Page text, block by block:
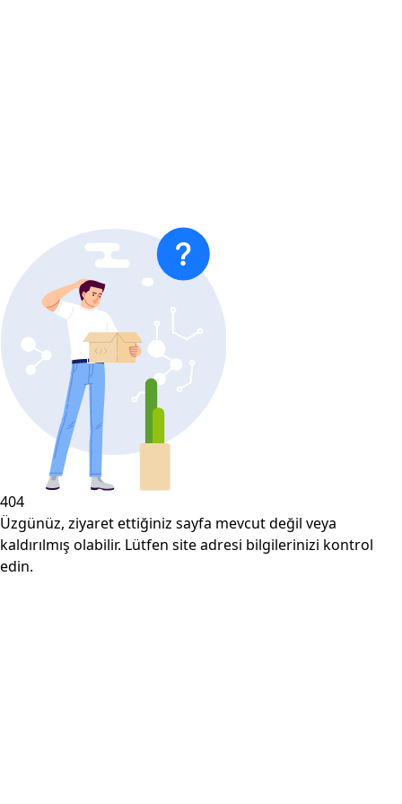
404
Üzgünüz, ziyaret ettiğiniz sayfa mevcut değil veya
kaldırılmış olabilir. Lütfen site adresi bilgilerinizi kontrol
edin.